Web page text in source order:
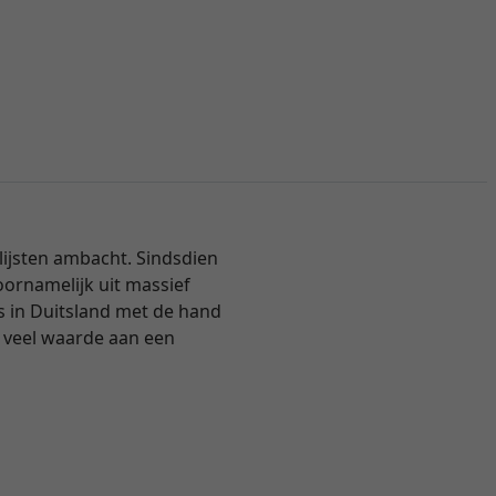
ambacht. Sindsdien
uit massief
in Duitsland met de hand
waarde aan een